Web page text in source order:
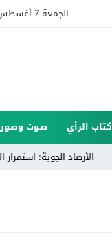
الجمعة 7 أغسطس 2026 - 1:29 صباحًا
كتاب الرأي
صوت
الأرصاد الجوية: استمرار